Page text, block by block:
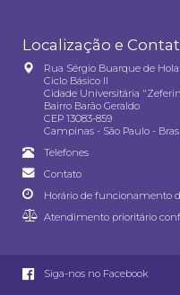
Localização e
Rua Sérgio Buarque de
Ciclo Básico II
Cidade Universitária
Bairro Barão Geraldo
CEP 13083-859
Campinas - São Paulo -
Telefones
Contato
Horário de funcionamento
Atendimento prioritário
Siga-nos no Facebook